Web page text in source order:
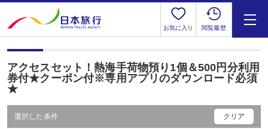
お気に入り 閲覧履歴
アクセスセット！熱海手荷物預り1個＆500円分利用
券付★クーポン付※専用アプリのダウンロード必須
★
選択した条件 クリア